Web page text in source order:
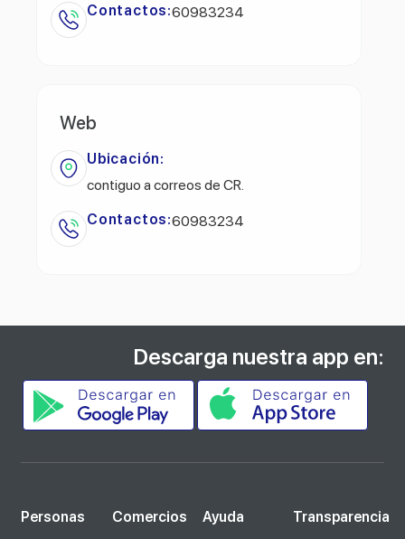
Contactos:60983234
Web
Ubicación:
contiguo a correos de CR.
Contactos:60983234
Descarga nuestra app en:
Personas
Comercios
Ayuda
Transparencia